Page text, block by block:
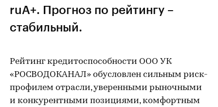
ruA+. Прогноз по рейтингу –
стабильный.
Рейтинг кредитоспособности ООО УК
«РОСВОДОКАНАЛ» обусловлен сильным риск-
профилем отрасли, уверенными рыночными
и конкурентными позициями, комфортным